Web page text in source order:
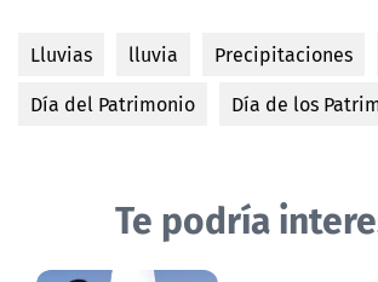
Lluvias lluvia Precipitaciones
Día del Patrimonio
Día de los
Te podría